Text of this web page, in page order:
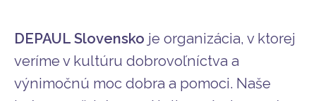
DEPAUL Slovensko je organizácia, v ktorej
veríme v kultúru dobrovoľníctva a
výnimočnú moc dobra a pomoci. Naše